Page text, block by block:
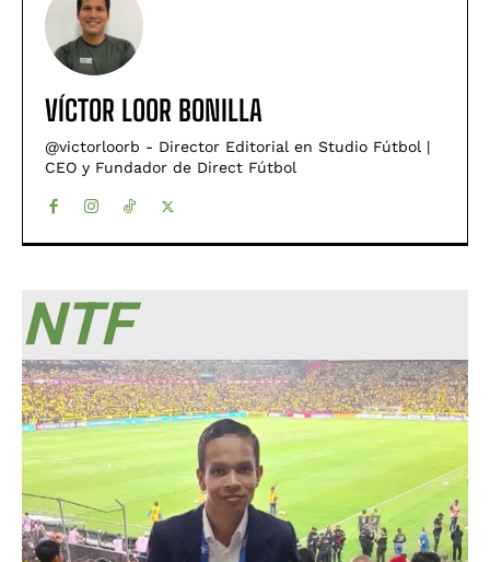
VÍCTOR LOOR BONILLA
@victorloorb - Director Editorial en Studio Fútbol |
CEO y Fundador de Direct Fútbol
NTF